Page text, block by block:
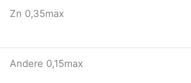
Zn 0,35max
Andere 0,15max